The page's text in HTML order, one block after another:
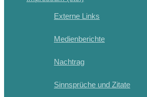
Externe Links
Medienberichte
Nachtrag
Sinnsprüche und Zitate